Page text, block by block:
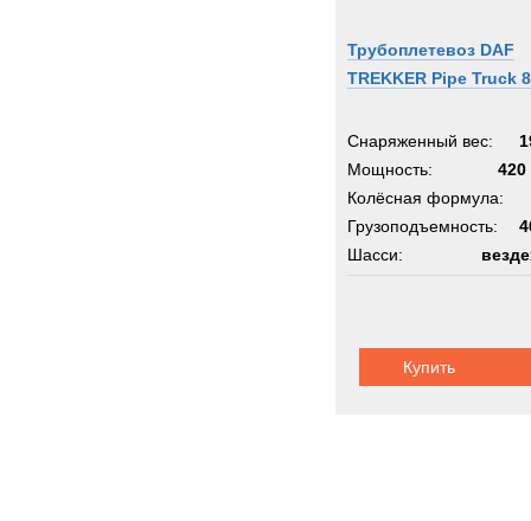
Трубоплетевоз DAF
TREKKER Pipe Truck
Снаряженный вес:
Мощность:
420
Колёсная формула:
Грузоподъемность:
Шасси:
Купить